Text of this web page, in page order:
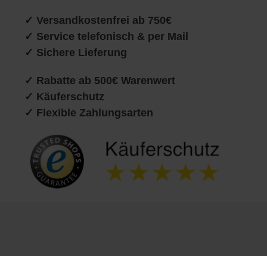
✓ Versandkostenfrei ab 750€
✓ Service telefonisch & per Mail
✓ Sichere Lieferung
✓ Rabatte ab 500€ Warenwert
✓ Käuferschutz
✓ Flexible Zahlungsarten